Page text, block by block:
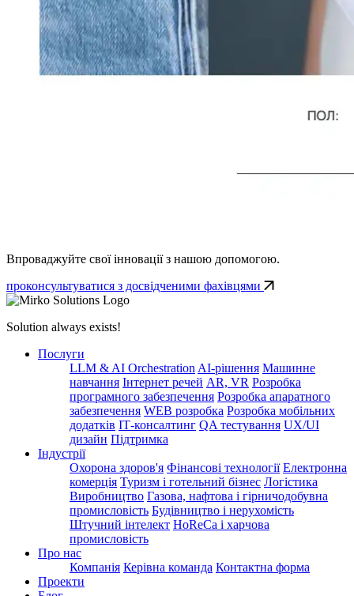
Впроваджуйте свої інновації з нашою допомогою.
проконсультуватися з досвідченими фахівцями
Solution always exists!
Послуги
LLM & AI Orchestration AI-рішення Машинне
навчання Інтернет речей AR, VR Розробка
програмного забезпечення Розробка апаратного
забезпечення WEB розробка Розробка мобільних
додатків ІТ-консалтинг QA тестування UX/UI
дизайн Підтримка
Індустрії
Охорона здоров'я Фінансові технології Електронна
комерція Туризм і готельний бізнес Логістика
Виробництво Газова, нафтова і гірничодобувна
промисловість Будівництво і нерухомість
Штучний інтелект HoReCa і харчова
промисловість
Про нас
Компанія Керівна команда Контактна форма
Проекти